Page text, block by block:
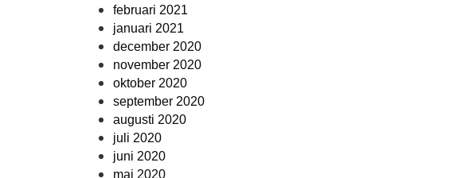
februari 2021
januari 2021
december 2020
november 2020
oktober 2020
september 2020
augusti 2020
juli 2020
juni 2020
maj 2020